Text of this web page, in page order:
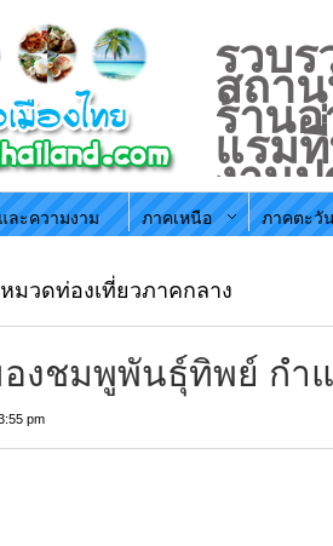
รวบ
สถา
ร้านอ
แรม
งาน
ประ
ตาม
ละความงาม ภาคเหนือ
ภาคตะวั
หมวดท่องเที่ยวภาคกลาง
งชมพูพันธุ์ทิพย์ กำ
pm